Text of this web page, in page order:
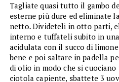
Tagliate quasi tutto il gambo
esterne più dure ed eliminate
netto. Divideteli in otto parti,
interno e tuffateli subito in
acidulata con il succo di
bene e poi saltare in padella
di olio in modo che si
ciotola capiente, sbattete 3